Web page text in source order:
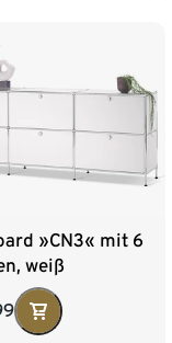
»CN3« mit 6
weiß